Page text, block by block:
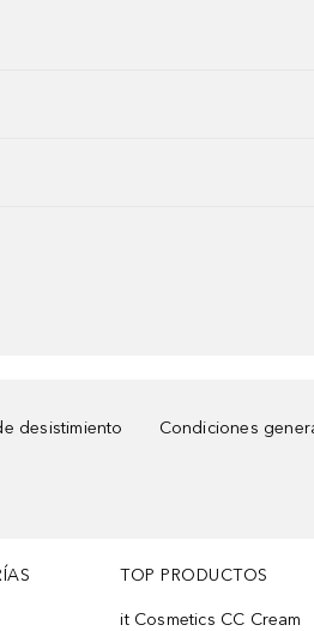
desistimiento
Condiciones
TOP PRODUCTOS
it Cosmetics CC Cream